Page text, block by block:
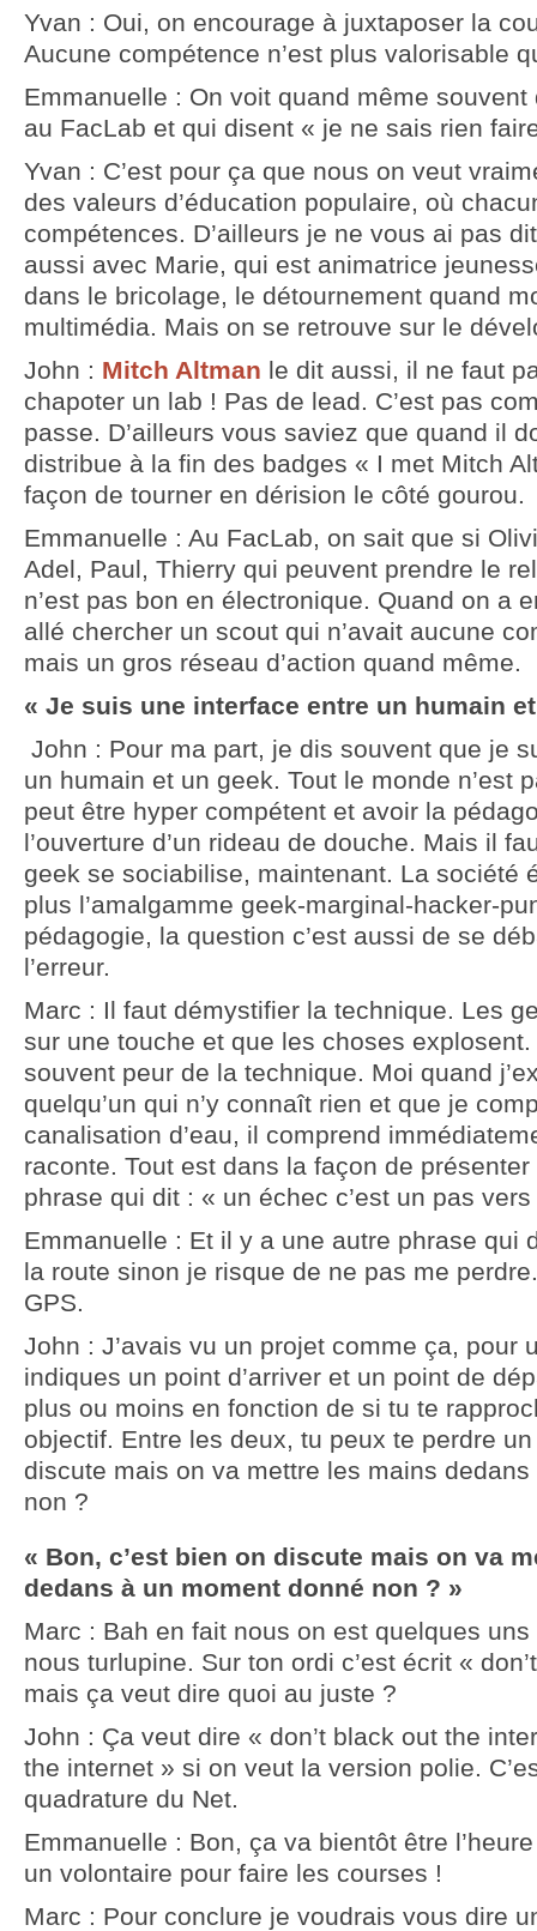
Yvan : Oui, on encourage à juxtaposer la
Aucune compétence n’est plus valorisable
Emmanuelle : On voit quand même
au FacLab et qui disent « je ne sais rien
Yvan : C’est pour ça que nous on veut
des valeurs d’éducation populaire, où
compétences. D’ailleurs je ne vous ai pas
aussi avec Marie, qui est animatrice
dans le bricolage, le détournement quand
multimédia. Mais on se retrouve sur le
John : Mitch Altman le dit aussi, il ne faut
chapoter un lab ! Pas de lead. C’est pas
passe. D’ailleurs vous saviez que quand il
distribue à la fin des badges « I met Mitch
façon de tourner en dérision le côté gourou.
Emmanuelle : Au FacLab, on sait que si
Adel, Paul, Thierry qui peuvent prendre le
n’est pas bon en électronique. Quand on a
allé chercher un scout qui n’avait aucune
mais un gros réseau d’action quand même.
« Je suis une interface entre un humain
John : Pour ma part, je dis souvent que je
un humain et un geek. Tout le monde n’est
peut être hyper compétent et avoir la
l’ouverture d’un rideau de douche. Mais il
geek se sociabilise, maintenant. La société
plus l’amalgamme geek-marginal-hacker-
pédagogie, la question c’est aussi de se
l’erreur.
Marc : Il faut démystifier la technique. Les
sur une touche et que les choses
souvent peur de la technique. Moi quand
quelqu’un qui n’y connaît rien et que je
canalisation d’eau, il comprend
raconte. Tout est dans la façon de
phrase qui dit : « un échec c’est un pas
Emmanuelle : Et il y a une autre phrase qui
la route sinon je risque de ne pas me
GPS.
John : J’avais vu un projet comme ça, pour
indiques un point d’arriver et un point de
plus ou moins en fonction de si tu te
objectif. Entre les deux, tu peux te perdre
discute mais on va mettre les mains
non ?
« Bon, c’est bien on discute mais on va
dedans à un moment donné non ? »
Marc : Bah en fait nous on est quelques
nous turlupine. Sur ton ordi c’est écrit «
mais ça veut dire quoi au juste ?
John : Ça veut dire « don’t black out the
the internet » si on veut la version polie.
quadrature du Net.
Emmanuelle : Bon, ça va bientôt être
un volontaire pour faire les courses !
Marc : Pour conclure je voudrais vous dire